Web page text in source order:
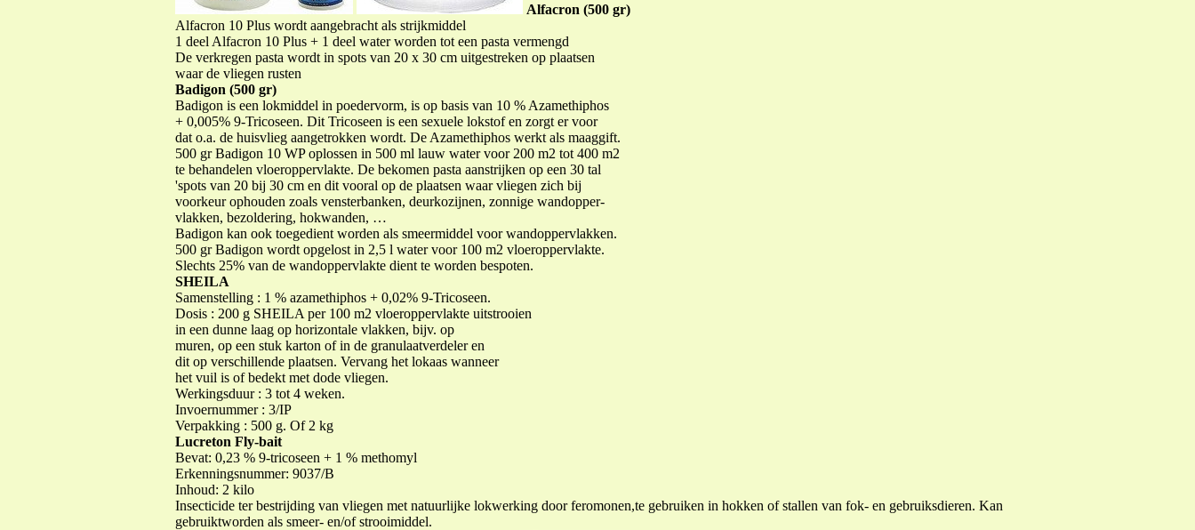
Alfacron (500 gr)
Alfacron 10 Plus wordt aangebracht als strijkmiddel
1 deel Alfacron 10 Plus + 1 deel water worden tot een pasta vermengd
De verkregen pasta wordt in spots van 20 x 30 cm uitgestreken op plaatsen
waar de vliegen rusten
Badigon (500 gr)
Badigon is een lokmiddel in poedervorm, is op basis van 10 % Azamethiphos
+ 0,005% 9-Tricoseen. Dit Tricoseen is een sexuele lokstof en zorgt er voor
dat o.a. de huisvlieg aangetrokken wordt. De Azamethiphos werkt als maaggift.
500 gr Badigon 10 WP oplossen in 500 ml lauw water voor 200 m2 tot 400 m2
te behandelen vloeroppervlakte. De bekomen pasta aanstrijken op een 30 tal
'spots van 20 bij 30 cm en dit vooral op de plaatsen waar vliegen zich bij
voorkeur ophouden zoals vensterbanken, deurkozijnen, zonnige wandopper-
vlakken, bezoldering, hokwanden, …
Badigon kan ook toegedient worden als smeermiddel voor wandoppervlakken.
500 gr Badigon wordt opgelost in 2,5 l water voor 100 m2 vloeroppervlakte.
Slechts 25% van de wandoppervlakte dient te worden bespoten.
SHEILA
Samenstelling : 1 % azamethiphos + 0,02% 9-Tricoseen.
Dosis : 200 g SHEILA per 100 m2 vloeroppervlakte uitstrooien
in een dunne laag op horizontale vlakken, bijv. op
muren, op een stuk karton of in de granulaatverdeler en
dit op verschillende plaatsen. Vervang het lokaas wanneer
het vuil is of bedekt met dode vliegen.
Werkingsduur : 3 tot 4 weken.
Invoernummer : 3/IP
Verpakking : 500 g. Of 2 kg
Lucreton Fly-bait
Bevat: 0,23 % 9-tricoseen + 1 % methomyl
Erkenningsnummer: 9037/B
Inhoud: 2 kilo
Insecticide ter bestrijding van vliegen met natuurlijke lokwerking door feromonen,te gebruiken in hokken of stallen van fok- en gebruiksdieren. Kan
gebruiktworden als smeer- en/of strooimiddel.